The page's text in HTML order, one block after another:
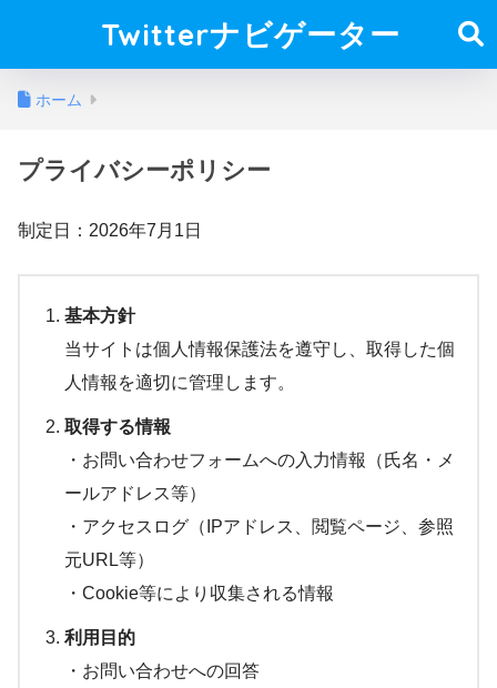
Twitterナビゲーター
ホーム
プライバシーポリシー
制定日：2026年7月1日
基本方針
当サイトは個人情報保護法を遵守し、取得した個
人情報を適切に管理します。
取得する情報
・お問い合わせフォームへの入力情報（氏名・メ
ールアドレス等）
・アクセスログ（IPアドレス、閲覧ページ、参照
元URL等）
・Cookie等により収集される情報
利用目的
・お問い合わせへの回答